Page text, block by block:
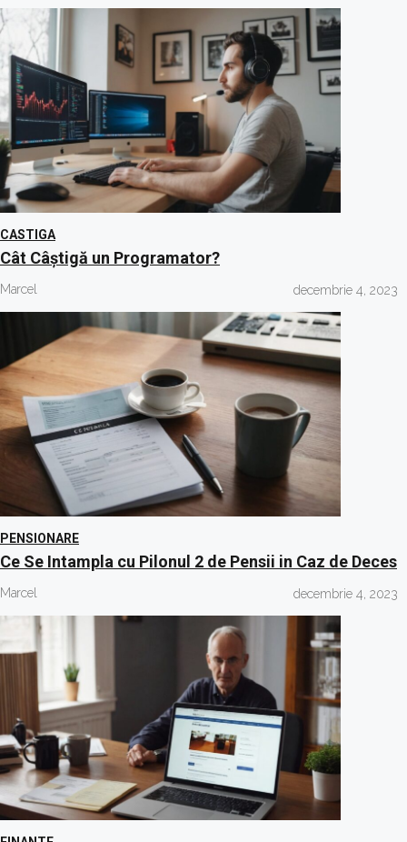
CASTIGA
Cât Câștigă un Programator?
Marcel decembrie 4, 2023
PENSIONARE
Ce Se Intampla cu Pilonul 2 de Pensii in Caz de Deces
Marcel decembrie 4, 2023